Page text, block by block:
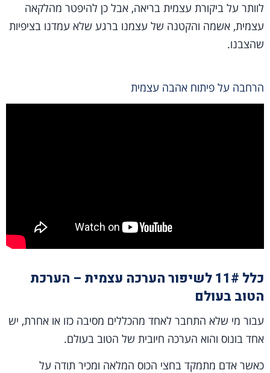
לוותר על ביקורת עצמית בריאה, אבל כן להיפטר מהלקאה
עצמית, אשמה והקטנה של עצמנו ברגע שלא עמדנו בציפיות
שהצבנו.
הרחבה על פיתוח אהבה עצמית
כלל 11# לשיפור הערכה עצמית – הערכת
הטוב בעולם
עבור מי שלא התחבר לאחד מהכללים מסיבה כזו או אחרת, יש
אחד בונוס והוא הערכה חיובית של הטוב בעולם.
כאשר אדם מתמקד בחצי הכוס המלאה ומכיר תודה על